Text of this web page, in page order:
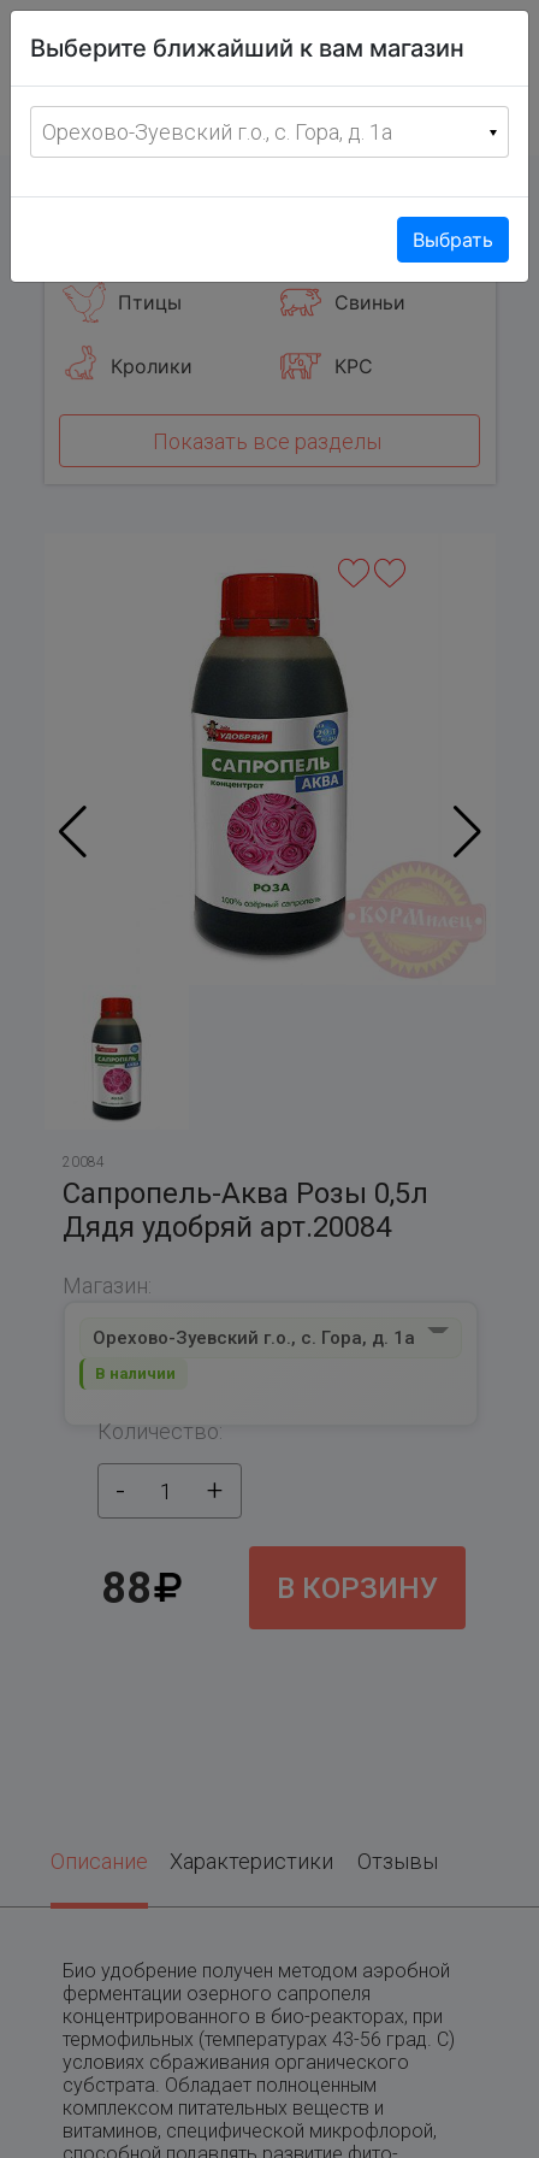
фермерских
товаров
с 8:00 до 19:00 ежедневно
Птицы Свиньи
Кролики КРС
Показать все разделы
20084
Сапропель-Аква Розы 0,5л
Дядя удобряй арт.20084
Магазин:
Орехово-Зуевский г.о., с. Гора, д. 1а
В наличии
Количество:
- 1 +
88 В КОРЗИНУ
Описание Характеристики Отзывы
Био удобрение получен методом аэробной
ферментации озерного сапропеля
концентрированного в био-реакторах, при
термофильных (температурах 43-56 град. С)
условиях сбраживания органического
субстрата. Обладает полноценным
комплексом питательных веществ и
витаминов, специфической микрофлорой,
Выберите ближайший к вам магазин
Орехово-Зуевский г.о., с. Гора, д. 1а
Выбрать